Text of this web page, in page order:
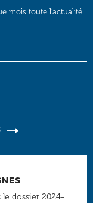
mois toute l’actualité
le dossier 2024-